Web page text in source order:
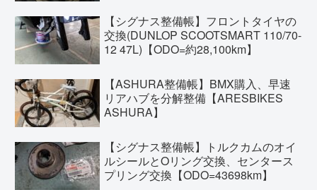
【シグナス整備帳】フロントタイヤの
交換(DUNLOP SCOOTSMART 110/70-
12 47L)【ODO=約28,100km】
【ASHURA整備帳】BMX購入、早速
リアハブを分解整備【ARESBIKES
ASHURA】
【シグナス整備帳】トルクカムのオイ
ルシールとOリング交換、センタース
プリング交換【ODO=43698km】